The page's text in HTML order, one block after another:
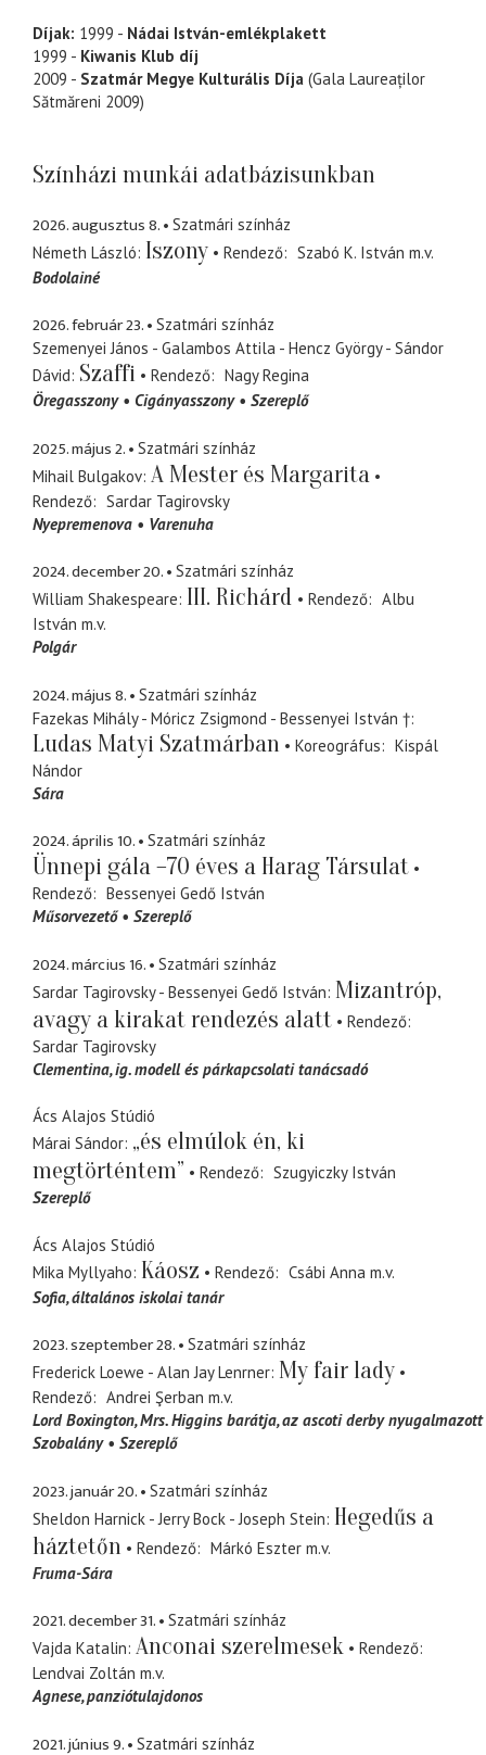
Díjak: 1999 - Nádai István-emlékplakett
1999 - Kiwanis Klub díj
2009 - Szatmár Megye Kulturális Díja (Gala Laureaților
Sătmăreni 2009)
Színházi munkái adatbázisunkban
2026. augusztus 8.
Szatmári színház
Németh László Iszony Rendező Szabó K. István m.v.
Bodolainé
2026. február 23.
Szatmári színház
Szemenyei János - Galambos Attila - Hencz György - Sándor
Dávid Szaffi Rendező
Nagy Regina
Öregasszony
Cigányasszony Szereplő
2025. május 2.
Szatmári színház
Mihail Bulgakov A Mester és Margarita
Rendező
Sardar Tagirovsky
Nyepremenova
Varenuha
2024. december 20.
Szatmári színház
William Shakespeare III. Richárd Rendező
Albu
István m.v.
Polgár
2024. május 8.
Szatmári színház
Fazekas Mihály - Móricz Zsigmond - Bessenyei István †
Ludas Matyi Szatmárban Koreográfus
Kispál
Nándor
Sára
2024. április 10. Szatmári színház
Ünnepi gála –70 éves a Harag Társulat
Rendező
Bessenyei Gedő István
Műsorvezető
Szereplő
2024. március 16.
Szatmári színház
Sardar Tagirovsky - Bessenyei Gedő István Mizantróp,
avagy a kirakat rendezés alatt
Rendező
Sardar Tagirovsky
Clementina ig. modell és párkapcsolati tanácsadó
Ács Alajos Stúdió
Márai Sándor „és elmúlok én, ki
megtörténtem”
Rendező
Szugyiczky István
Szereplő
Ács Alajos Stúdió
Mika Myllyaho Káosz Rendező Csábi Anna m.v.
Sofia általános iskolai tanár
2023. szeptember 28.
Szatmári színház
Frederick Loewe - Alan Jay Lenrner My fair lady
Rendező Andrei Şerban m.v.
Lord Boxington Mrs. Higgins barátja, az ascoti derby
Szobalány
Szereplő
2023. január 20.
Szatmári színház
Sheldon Harnick - Jerry Bock - Joseph Stein Hegedűs a
háztetőn
Rendező Márkó Eszter m.v.
Fruma-Sára
2021. december 31.
Szatmári színház
Vajda Katalin Anconai szerelmesek
Rendező
Lendvai Zoltán m.v.
Agnese panziótulajdonos
2021. június 9. Szatmári színház